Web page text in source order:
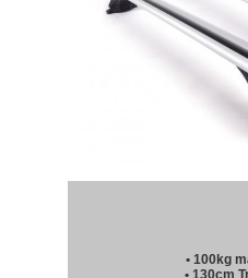
• 100kg